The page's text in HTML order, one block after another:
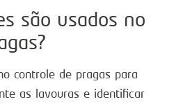
são usados no
controle de pragas para
as lavouras e identificar